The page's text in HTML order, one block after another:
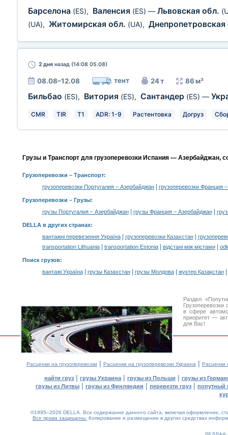
Барселона (ES), Валенсия (ES) — Львовская обл.
(UA), Житомирская обл. (UA),
2 дня назад (14:08 05.08)
08.08–12.08 тент 24 т 86 м³
Бильбао (ES), Витория (ES), Сантандер (ES) —
CMR TIR T1 ADR: 1-9 Растентовка Догруз
Грузы и Транспорт для грузоперевозки Испания — Азербайджан,
Грузоперевозки – Транспорт:
грузоперевозки Португалия – Азербайджан| грузоперевозки Франция
Грузоперевозки – Грузы:
грузы Португалия – Азербайджан| грузы Франция – Азербайджан|
DELLA в других странах:
вантажні перевезення Україна| грузоперевозки Казахстан|
transportation Lithuania| transportation Estonia| відстані між містами|
Поиск грузов:
вантажі Україна| грузы Казахстан| грузы Молдова| жүктер Қазақстан|
Раздел
в сфере
приоритет —
для Вас!
Расценки на грузоперевозки | Расценки на грузоперевозки Украина | Расценки
найти груз | грузы Украина | грузы из Польши | грузы из
грузы из Литвы | грузы из Финляндии | перевезти груз | попутный
©1995–2026 DELLA. Все содержание данного сайта, включая оформление,
Все права защищены. Копирование и размещение в других средствах